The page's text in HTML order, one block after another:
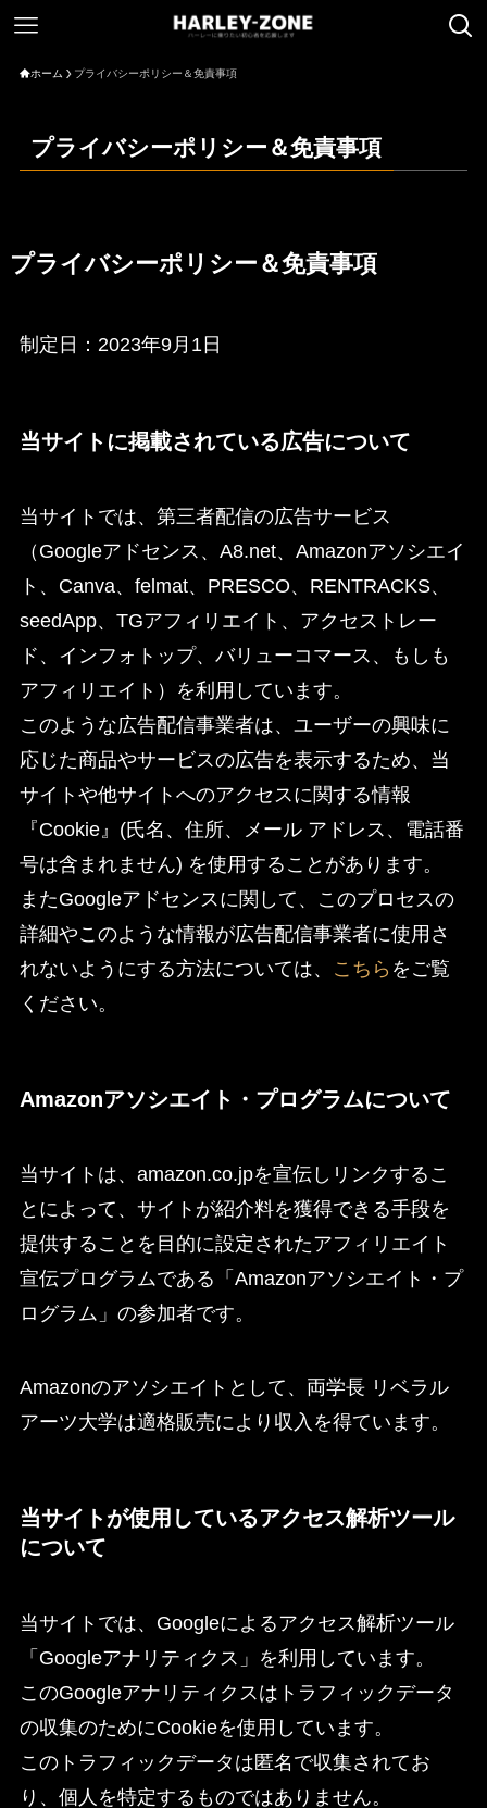
ホーム プライバシーポリシー＆免責事項
プライバシーポリシー＆免責事項
プライバシーポリシー＆免責事項
制定日：2023年9月1日
当サイトに掲載されている広告について
当サイトでは、第三者配信の広告サービス
（Googleアドセンス、A8.net、Amazonアソシエイ
ト、Canva、felmat、PRESCO、RENTRACKS、
seedApp、TGアフィリエイト、アクセストレー
ド、インフォトップ、バリューコマース、もしも
アフィリエイト）を利用しています。
このような広告配信事業者は、ユーザーの興味に
応じた商品やサービスの広告を表示するため、当
サイトや他サイトへのアクセスに関する情報
『Cookie』(氏名、住所、メール アドレス、電話番
号は含まれません) を使用することがあります。
またGoogleアドセンスに関して、このプロセスの
詳細やこのような情報が広告配信事業者に使用さ
れないようにする方法については、
こちら をご覧
ください。
Amazonアソシエイト・プログラムについて
当サイトは、amazon.co.jpを宣伝しリンクするこ
とによって、サイトが紹介料を獲得できる手段を
提供することを目的に設定されたアフィリエイト
宣伝プログラムである「Amazonアソシエイト・プ
ログラム」の参加者です。
Amazonのアソシエイトとして、両学長 リベラル
アーツ大学は適格販売により収入を得ています。
当サイトが使用しているアクセス解析ツール
について
当サイトでは、Googleによるアクセス解析ツール
「Googleアナリティクス」を利用しています。
このGoogleアナリティクスはトラフィックデータ
の収集のためにCookieを使用しています。
このトラフィックデータは匿名で収集されてお
り、個人を特定するものではありません。